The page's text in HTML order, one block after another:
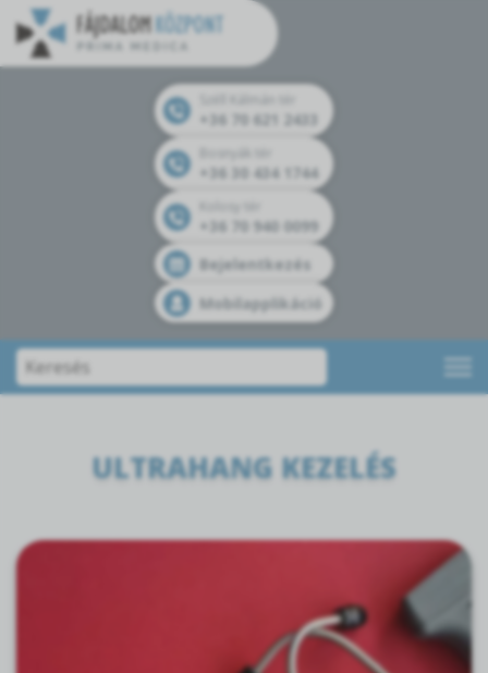
+36 70 621 2433
+36 30 434 1744
+36 70 940 0099
Bejelentkezés
Mobilapplikáció
ULTRAHANG KEZELÉS